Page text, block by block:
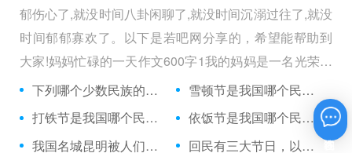
郁伤心了,就没时间八卦闲聊了,就没时间沉溺过往了,就没
时间郁郁寡欢了。以下是若吧网分享的，希望能帮助到
大家!妈妈忙碌的一天作文600字1我的妈妈是一名光荣的
人民警察，她总有做不完的事情。
下列哪个少数民族的传统服装不是长袍？
雪顿节是我国哪个民族的重要节日？
打铁节是我国哪个民族的传统节日？
依饭节是我国哪个民族最隆重的节日？
我国名城昆明被人们称什么？
回民有三大节日，以下哪一项不在这三大节日之中？